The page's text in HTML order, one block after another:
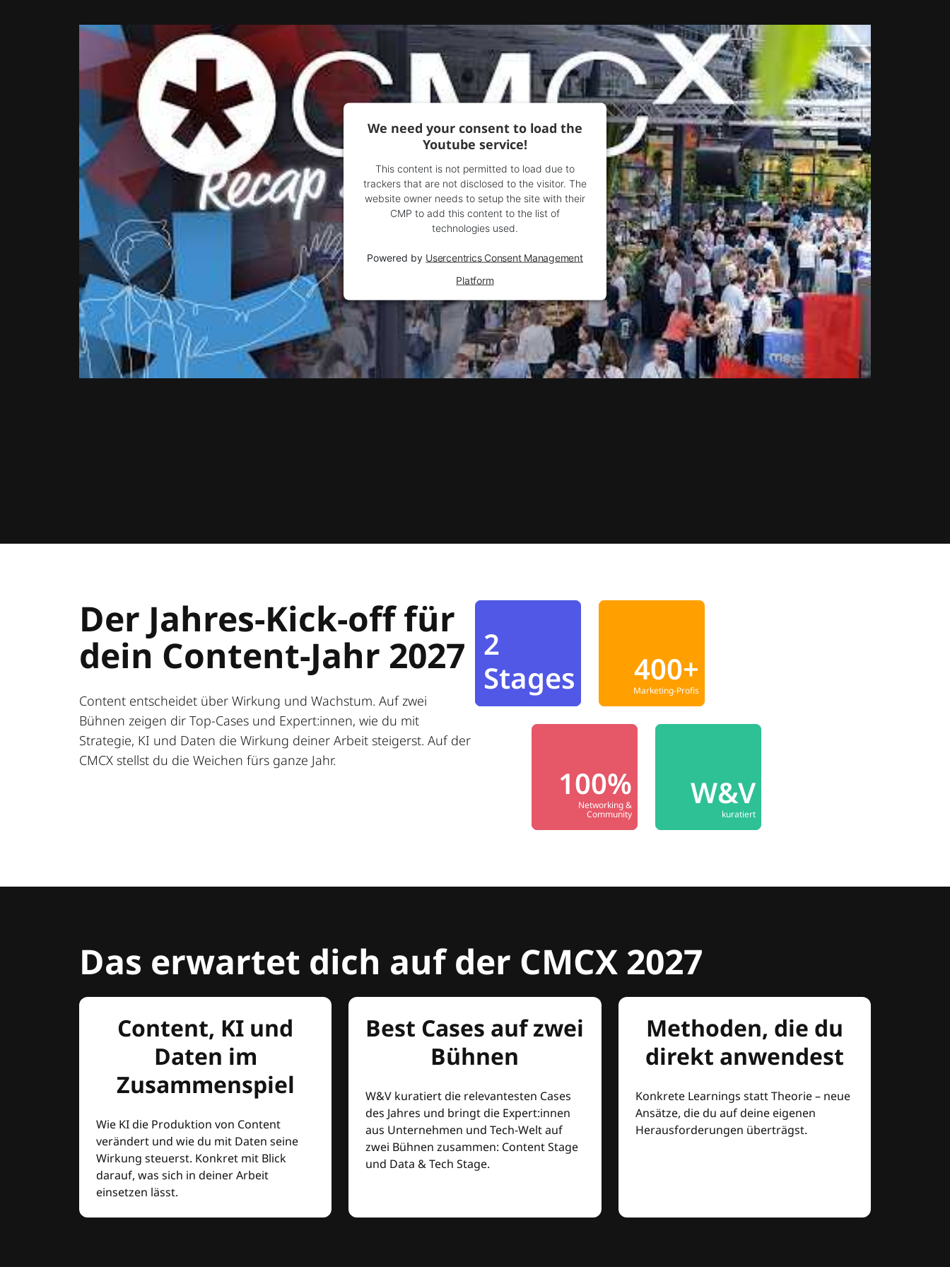
We need your consent to load the
Youtube service!
This content is not permitted to load due to
trackers that are not disclosed to the visitor. The
website owner needs to setup the site with their
CMP to add this content to the list of
technologies used.
Powered by Usercentrics Consent Management
Platform
Der Jahres-Kick-off für
dein Content-Jahr 2027
Content entscheidet über Wirkung und Wachstum. Auf zwei
Bühnen zeigen dir Top-Cases und Expert:innen, wie du mit
Strategie, KI und Daten die Wirkung deiner Arbeit steigerst. Auf der
CMCX stellst du die Weichen fürs ganze Jahr.
2
Stages
400+
Marketing-Profis
100%
Networking &
Community
W&V
kuratiert
Das erwartet dich auf der CMCX 2027
Content, KI und
Daten im
Zusammenspiel
Wie KI die Produktion von Content
verändert und wie du mit Daten seine
Wirkung steuerst. Konkret mit Blick
darauf, was sich in deiner Arbeit
einsetzen lässt.
Best Cases auf zwei
Bühnen
W&V kuratiert die relevantesten Cases
des Jahres und bringt die Expert:innen
aus Unternehmen und Tech-Welt auf
zwei Bühnen zusammen: Content Stage
und Data & Tech Stage.
Methoden, die du
direkt anwendest
Konkrete Learnings statt Theorie – neue
Ansätze, die du auf deine eigenen
Herausforderungen überträgst.